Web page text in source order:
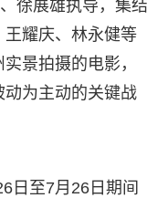
徐展雄执导，集结
耀庆、林永健等
景拍摄的电影，
为主动的关键战
日至7月26日期间